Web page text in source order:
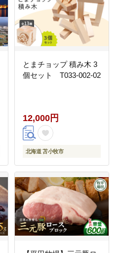
とまチョップ 積み木 3
個セット T033-002-02
12,000円
北海道 苫小牧市